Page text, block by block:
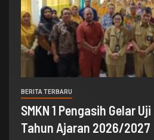
BERITA TERBARU
SMKN 1 Pengasih Gelar
Tahun Ajaran 2026/2027